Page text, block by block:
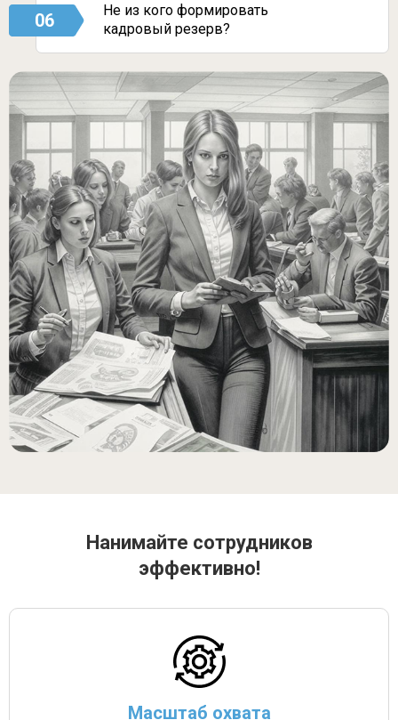
06
Не из кого формировать
кадровый резерв?
Нанимайте сотрудников
эффективно!
Масштаб охвата